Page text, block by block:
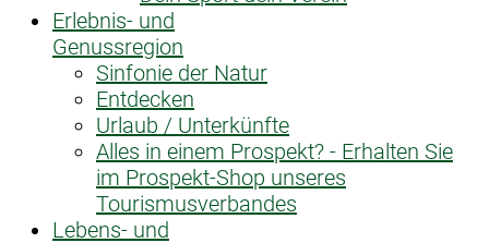
Erlebnis- und
Genussregion
Sinfonie der Natur
Entdecken
Urlaub / Unterkünfte
Alles in einem Prospekt? - Erhalten Sie
im Prospekt-Shop unseres
Tourismusverbandes
Lebens- und